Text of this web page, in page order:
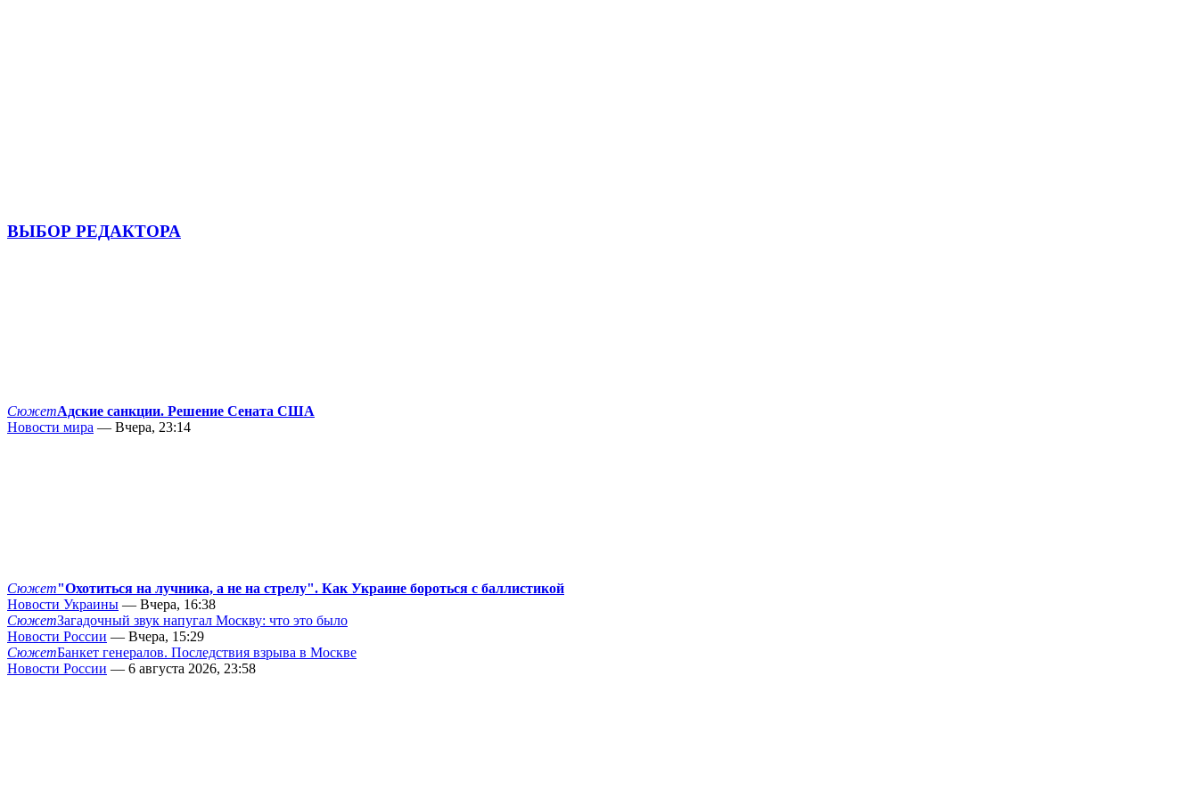
ВЫБОР РЕДАКТОРА
СюжетАдские санкции. Решение Сената США
Новости мира — Вчера, 23:14
Сюжет"Охотиться на лучника, а не на стрелу". Как Украине бороться с баллистикой
Новости Украины — Вчера, 16:38
СюжетЗагадочный звук напугал Москву: что это было
Новости России — Вчера, 15:29
СюжетБанкет генералов. Последствия взрыва в Москве
Новости России — 6 августа 2026, 23:58